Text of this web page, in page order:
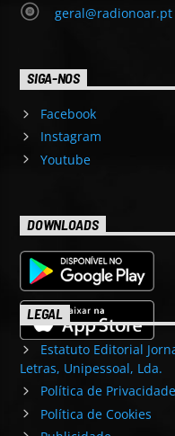
geral@radionoar.pt
SIGA-NOS
Facebook
Instagram
Youtube
DOWNLOADS
LEGAL
Estatuto Editorial
Letras, Unipessoal, Lda.
Política de Privacidade
Política de Cookies